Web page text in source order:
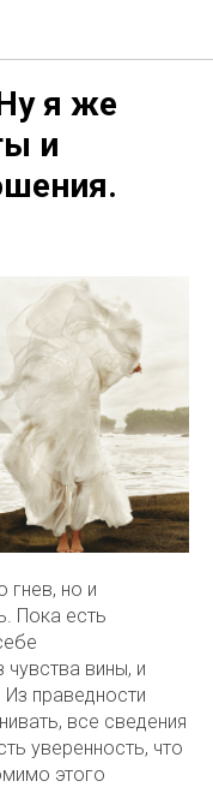
я же
и
но и
Пока есть
вины, и
праведности
все сведения
уверенность, что
этого